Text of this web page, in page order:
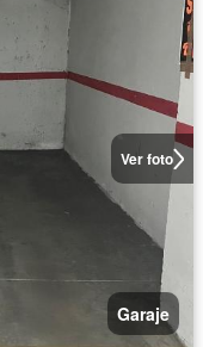
Ver foto
Garaje